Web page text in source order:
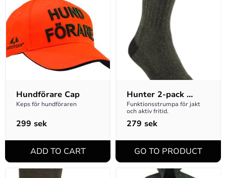
Hundförare Cap
Keps för hundföraren
299 sek
Hunter 2-pack
Socks Hunting
Green 46-48
Funktionsstrumpa för jakt
och aktiv fritid.
279 sek